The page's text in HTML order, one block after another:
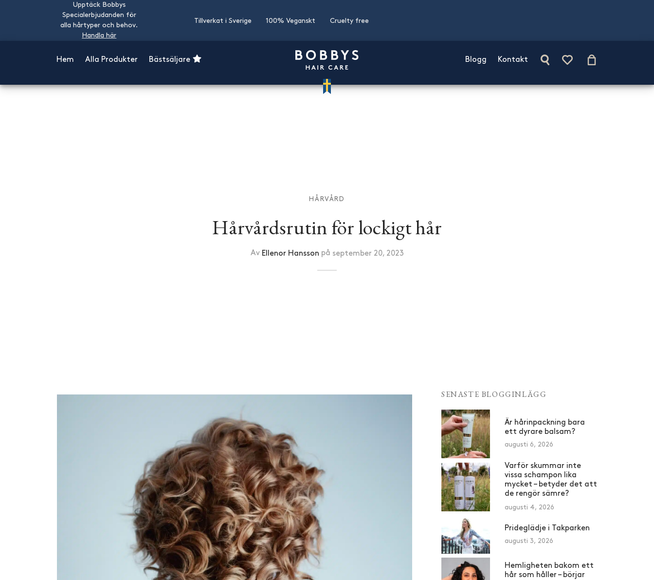
Upptäck Bobbys
Specialerbjudanden för
alla hårtyper och behov.
Handla här
Tillverkat i Sverige 100% Veganskt Cruelty free
Hem Alla Produkter Bästsäljare Blogg Kontakt
HÅRVÅRD
Hårvårdsrutin för lockigt hår
Av Ellenor Hansson på september 20, 2023
SENASTE BLOGGINLÄGG
Är hårinpackning bara
ett dyrare balsam?
augusti 6, 2026
Varför skummar inte
vissa schampon lika
mycket – betyder det att
de rengör sämre?
augusti 4, 2026
Prideglädje i Takparken
augusti 3, 2026
Hemligheten bakom ett
hår som håller – börjar